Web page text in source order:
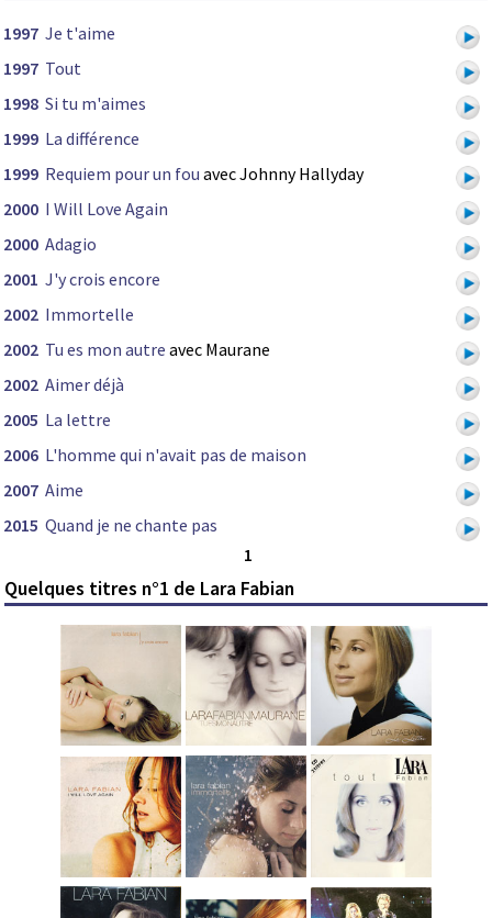
1997 Je t'aime
1997 Tout
1998 Si tu m'aimes
1999 La différence
1999 Requiem pour un fou avec Johnny Hallyday
2000 I Will Love Again
2000 Adagio
2001 J'y crois encore
2002 Immortelle
2002 Tu es mon autre avec Maurane
2002 Aimer déjà
2005 La lettre
2006 L'homme qui n'avait pas de maison
2007 Aime
2015 Quand je ne chante pas
1
Quelques titres n°1 de Lara Fabian